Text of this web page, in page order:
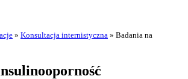
» Konsultacja internistyczna » Badania na